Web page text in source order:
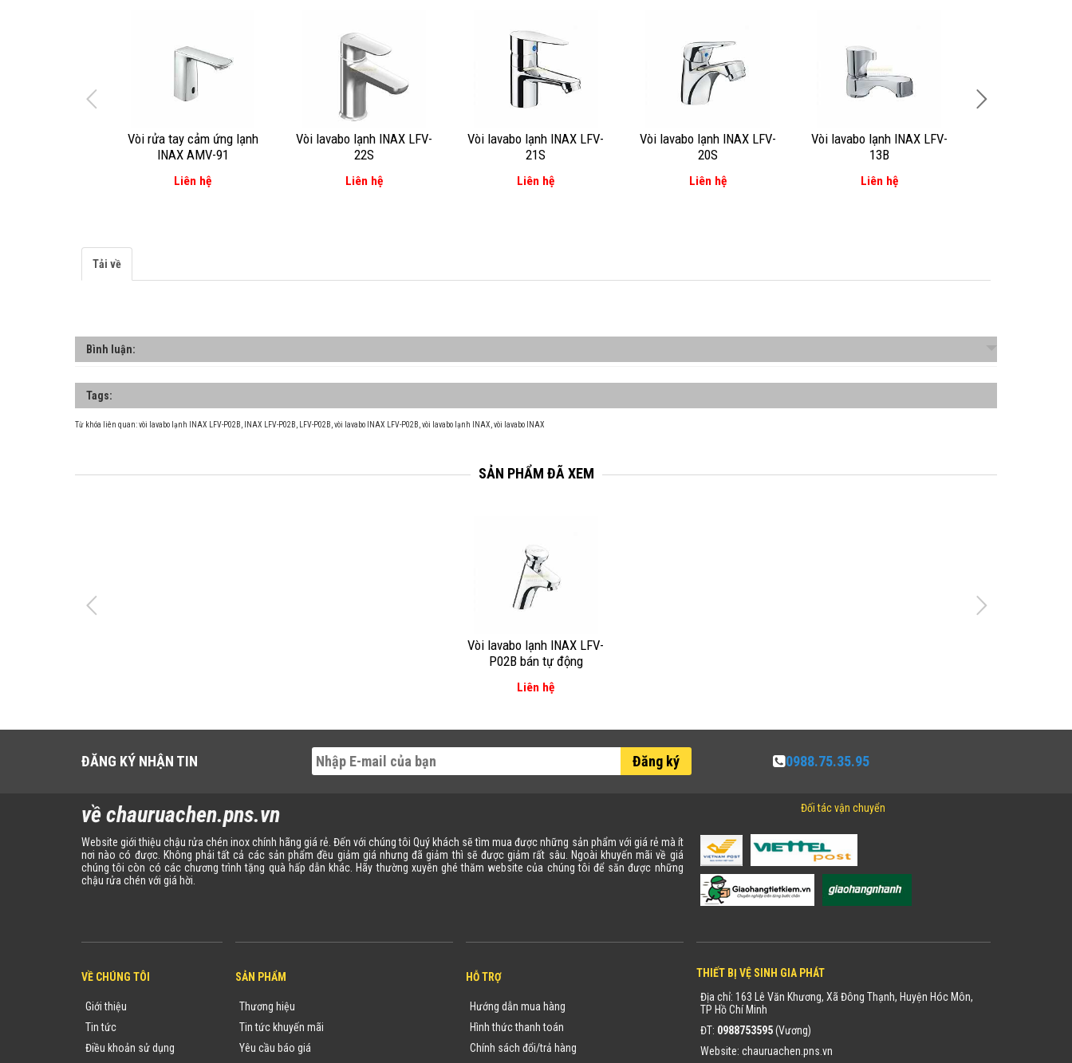
Vòi rửa tay cảm ứng lạnh
INAX AMV-91
Liên hệ
Vòi lavabo lạnh INAX LFV-
22S
Liên hệ
Vòi lavabo lạnh INAX LFV-
21S
Liên hệ
Vòi lavabo lạnh INAX LFV-
20S
Liên hệ
Vòi lavabo lạnh INAX LFV-
13B
Liên hệ
Tải về
Bình luận:
Tags:
Từ khóa liên quan:vòi lavabo lạnh INAX LFV-P02B INAX LFV-P02B LFV-P02B vòi lavabo INAX LFV-P02B vòi lavabo lạnh INAX vòi lavabo INAX
SẢN PHẨM ĐÃ XEM
Vòi lavabo lạnh INAX LFV-
P02B bán tự động
Liên hệ
ĐĂNG KÝ NHẬN TIN Đăng ký 0988.75.35.95
về chauruachen.pns.vn
Website giới thiệu chậu rửa chén inox chính hãng giá rẻ. Đến với chúng tôi Quý khách sẽ tìm mua được những sản phẩm với giá rẻ mà ít
nơi nào có được. Không phải tất cả các sản phẩm đều giảm giá nhưng đã giảm thì sẽ được giảm rất sâu. Ngoài khuyến mãi về giá
chúng tôi còn có các chương trình tặng quà hấp dẫn khác. Hãy thường xuyên ghé thăm website của chúng tôi để săn được những
chậu rửa chén với giá hời.
Đối tác vận chuyển
VỀ CHÚNG TÔI
Giới thiệu
Tin tức
Điều khoản sử dụng
SẢN PHẨM
Thương hiệu
Tin tức khuyến mãi
Yêu cầu báo giá
HỖ TRỢ
Hướng dẫn mua hàng
Hình thức thanh toán
Chính sách đổi/trả hàng
THIẾT BỊ VỆ SINH GIA PHÁT
Địa chỉ: 163 Lê Văn Khương, Xã Đông Thạnh, Huyện Hóc Môn,
TP Hồ Chí Minh
ĐT: 0988753595(Vương)
Website: chauruachen.pns.vn